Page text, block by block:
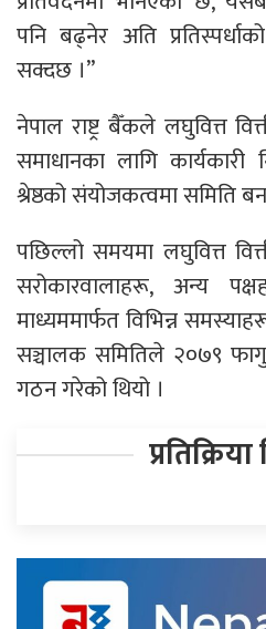
पनि बढ्नेर अति
सक्दछ ।”
नेपाल राष्ट्र बैँकले लघुवित्त
समाधानका लागि
श्रेष्ठको संयोजकत्वमा समिति
पछिल्लो समयमा लघुवित्त
सरोकारवालाहरू, अन्य
माध्यममार्फत विभिन्न
सञ्चालक समितिले २०७९
गठन गरेको थियो ।